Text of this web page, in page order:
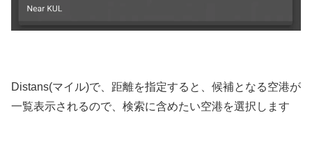
Distans(マイル)で、距離を指定すると、候補となる空港が
一覧表示されるので、検索に含めたい空港を選択します